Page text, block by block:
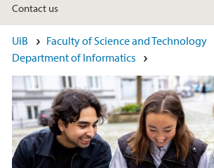
Contact us
Main content
UiB
Faculty of Science and Technology
Department of Informatics